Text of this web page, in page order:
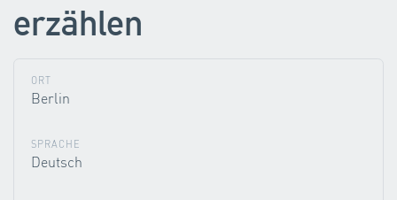
erzählen
ORT
Berlin
SPRACHE
Deutsch